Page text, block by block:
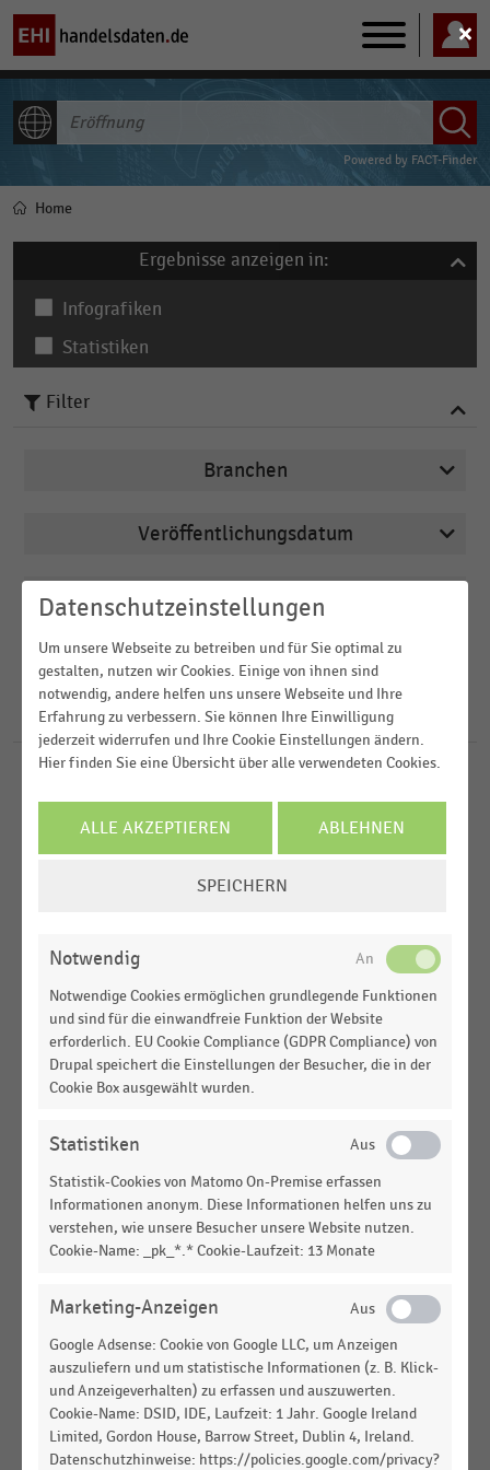
Main
navigation
Powered by FACT-Finder
Pfadnavigation
Home
Ergebnisse anzeigen in:
Infografiken
Statistiken
237Ergebnisse fürEröffnung
Neueröffnungen und Schließungen von Apotheken
in Deutschland (2010-2025)
DEUTSCHSPRACHIGER EINZELHANDEL
zum Bestand (2021-2024)
SHOPPING-CENTER|STATISTIK
Anzahl der Shopping-Center-Eröffnungen in
Deutschland nach Standortlage (1964-2025)
SHOPPING-CENTER|STATISTIK
Deutschland nach Mietflächen-Größenklassen
(2015-2025)
SHOPPING-CENTER|STATISTIK
Verteilung der Shopping-Center-Neueröffnungen
in Deutschland nach Mietflächen-Größenklassen
INTERNATIONALER HANDEL
Anzahl der Neueröffnungen und Schließungen von
Mercadona-Märkten (2014-2025)
SHOPPING-CENTER|STATISTIK
Verteilung der Shopping-Center in Deutschland
nach Standortlage (2026)
Filter
Branchen
Bau- und Heimwerkermärkte
Deutschsprachiger Einzelhandel
Drogerien und Drogeriemärkte
E-Commerce
MEHR ANZEIGEN
Veröffentlichungsdatum
2026
2025
2024
2023
2022
Region
Deutschland
Österreich
Schweiz
Weltweit
MEHR ANZEIGEN
FILTER ZURÜCKSETZEN
Datenschutzeinstellungen
Um unsere Webseite zu betreiben und für Sie optimal zu
gestalten, nutzen wir Cookies. Einige von ihnen sind
notwendig, andere helfen uns unsere Webseite und Ihre
Erfahrung zu verbessern. Sie können Ihre Einwilligung
jederzeit widerrufen und Ihre Cookie Einstellungen ändern.
Hier finden Sie eine Übersicht über alle verwendeten Cookies.
ALLE AKZEPTIEREN ABLEHNEN
SPEICHERN
Notwendig
Notwendige Cookies ermöglichen grundlegende Funktionen
und sind für die einwandfreie Funktion der Website
erforderlich. EU Cookie Compliance (GDPR Compliance) von
Drupal speichert die Einstellungen der Besucher, die in der
Cookie Box ausgewählt wurden.
Statistiken
Statistik-Cookies von Matomo On-Premise erfassen
Informationen anonym. Diese Informationen helfen uns zu
verstehen, wie unsere Besucher unsere Website nutzen.
Cookie-Name: _pk_*.* Cookie-Laufzeit: 13 Monate
Marketing-Anzeigen
Google Adsense: Cookie von Google LLC, um Anzeigen
auszuliefern und um statistische Informationen (z. B. Klick-
und Anzeigeverhalten) zu erfassen und auszuwerten.
Cookie-Name: DSID, IDE, Laufzeit: 1 Jahr. Google Ireland
Limited, Gordon House, Barrow Street, Dublin 4, Ireland.
Datenschutzhinweise: https://policies.google.com/privacy?